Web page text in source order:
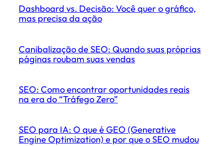
Dashboard vs. Decisão: Você quer o gráfico,
mas precisa da ação
Canibalização de SEO: Quando suas próprias
páginas roubam suas vendas
SEO: Como encontrar oportunidades reais
na era do “Tráfego Zero”
SEO para IA: O que é GEO (Generative
Engine Optimization) e por que o SEO mudou